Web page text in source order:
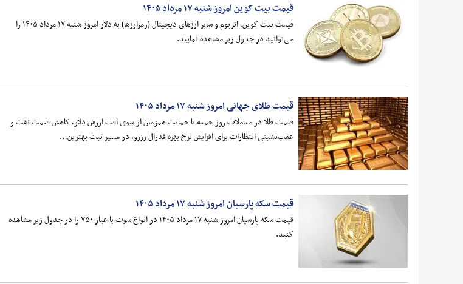
قیمت بیت کوین امروز شنبه ۱۷ مرداد ۱۴۰۵
قیمت بیت کوین، اتریوم و سایر ارز‌های دیجیتال (رمزارزها) به دلار امروز شنبه ۱۷ مرداد ۱۴۰۵ را
می‌توانید در جدول زیر مشاهده نمایید.
قیمت طلای جهانی امروز شنبه ۱۷ مرداد ۱۴۰۵
قیمت طلا در معاملات روز جمعه با حمایت همزمان از سوی افت ارزش دلار، کاهش قیمت نفت و
عقب‌نشینی انتظارات برای افزایش نرخ بهره فدرال رزرو، در مسیر ثبت بهترین…
قیمت سکه پارسیان امروز شنبه ۱۷ مرداد ۱۴۰۵
قیمت سکه پارسیان امروز شنبه ۱۷ مرداد ۱۴۰۵ در انواع سوت با عیار ۷۵۰ را در جدول زیر مشاهده
کنید.